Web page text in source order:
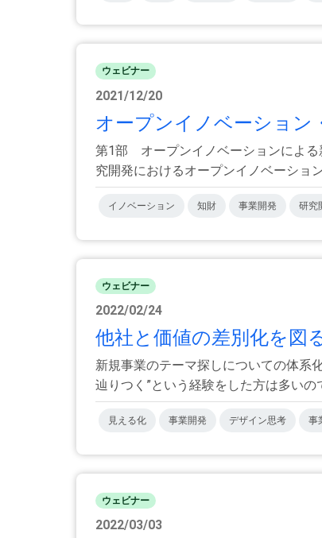
ウェビナー
2021/12/20
オープンイノベーション
第1部 オープンイノベーションによる
究開発におけるオープンイノベーショ
イノベーション 知財 事業開発 研究
ウェビナー
2022/02/24
他社と価値の差別化を図
新規事業のテーマ探しについての体系
辿りつく”という経験をした方は多いの
見える化 事業開発 デザイン思考 事
ウェビナー
2022/03/03